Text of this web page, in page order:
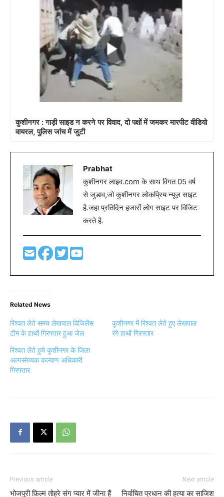
कुशीनगर : गाड़ी साइड न करने पर विवाद, दो पक्षों में जमकर मारपीट वीडियो
वायरल, पुलिस जांच में जुटी
Prabhat
कुशीनगर लाइव.com के साथ विगत 05 वर्ष
से जुडाव,जो कुशीनगर लोकप्रिय न्यूज़ साइट
है.जहा प्रतिदिन हजारों लोग साइट पर विजिट
करते है.
Related News
रिश्वत लेते समय लेखपाल विजिलेंस
टीम के हाथों गिरफ्तार हुआ जेल
कुशीनगर में रिश्वत लेते हुए लेखपाल
रंगे हाथों गिरफ्तार
रिश्वत लेते हुये कुशीनगर के जिला
अल्पसंख्यक कल्याण अधिकारी
गिरफ्तार
Previous article
भोजपुरी फ़िल्म तोहरे संग प्यार में जीना हैं
Next article
निर्वाचित प्रधान की हत्या का साजिश